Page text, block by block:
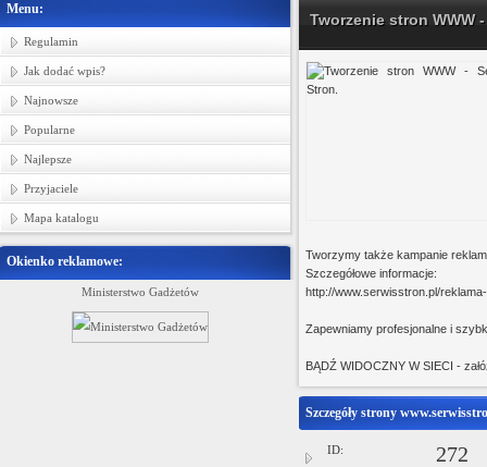
Menu:
Regulamin
Jak dodać wpis?
Najnowsze
Popularne
Najlepsze
Przyjaciele
Mapa katalogu
Okienko reklamowe:
Ministerstwo Gadżetów Producent tkanin bawełnianych, tkanin
Tworzenie stron WWW
Tworzymy także kampanie
Szczegółowe informacje:
http://www.serwisstron.pl/
Zapewniamy profesjonalne i
BĄDŹ WIDOCZNY W SIECI -
Szczegóły strony
ID: 272